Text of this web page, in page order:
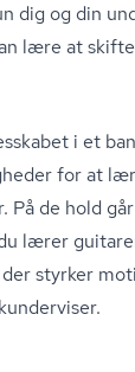
dig og din
lære at
i et
for at
På de hold
lærer
styrker